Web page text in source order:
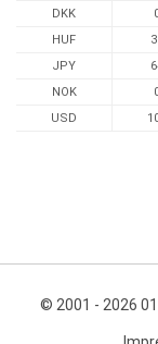
DKK
HUF
JPY
NOK
USD
© 2001 - 2026